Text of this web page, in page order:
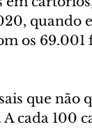
quando
os
que não
cada 100